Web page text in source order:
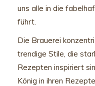
uns alle in die
führt.
Die Brauerei
trendige Stile, die
Rezepten inspiriert
König in ihren